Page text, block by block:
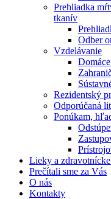
Prehliadka
tkanív
Odber
Vzdelávanie
Rezidentský
Odporúčaná
Ponúkam,
Lieky a
Prečítali sme za Vás
O nás
Kontakty